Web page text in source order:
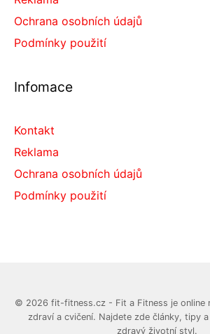
Ochrana osobních údajů
Podmínky použití
Infomace
Kontakt
Reklama
Ochrana osobních údajů
Podmínky použití
© 2026 fit-fitness.cz - Fit a Fitness je online
zdraví a cvičení. Najdete zde články, tipy
zdravý životní styl.